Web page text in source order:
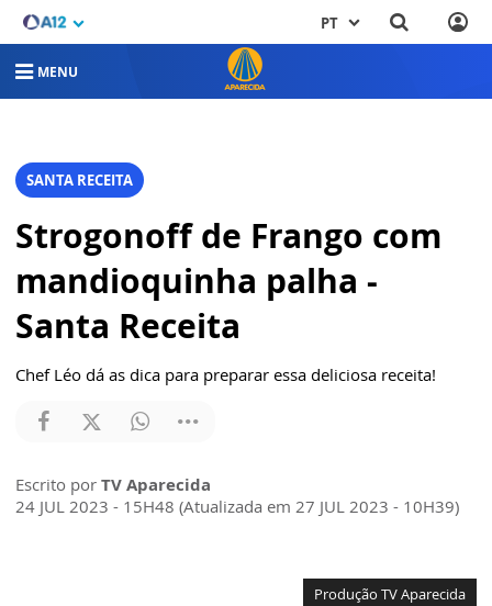
PT
MENU
SANTA RECEITA
Strogonoff de Frango com
mandioquinha palha -
Santa Receita
Chef Léo dá as dica para preparar essa deliciosa receita!
Escrito por TV Aparecida
24 JUL 2023 - 15H48 (Atualizada em 27 JUL 2023 - 10H39)
Produção TV Aparecida